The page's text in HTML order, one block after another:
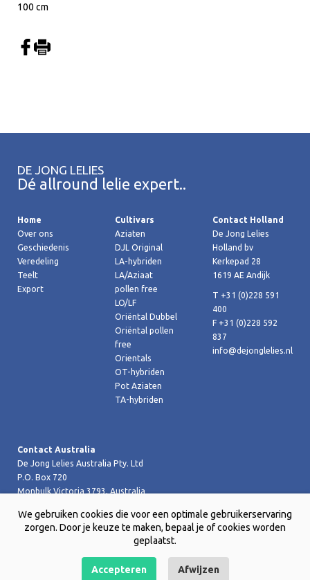
100 cm
DE JONG LELIES
Dé allround lelie expert..
Home
Over ons
Geschiedenis
Veredeling
Teelt
Export
Cultivars
Aziaten
DJL Original
LA-hybriden
LA/Aziaat
pollen free
LO/LF
Oriëntal Dubbel
Oriëntal pollen
free
Orientals
OT-hybriden
Pot Aziaten
TA-hybriden
Contact Holland
De Jong Lelies
Holland bv
Kerkepad 28
1619 AE Andijk
T +31 (0)228 591
400
F +31 (0)228 592
837
info@dejonglelies.nl
Contact Australia
De Jong Lelies Australia Pty. Ltd
P.O. Box 720
Monbulk Victoria 3793, Australia
T +61 (0)359 619 188
F +61 (0)359 619 199 joost@dejongleliesaustralia.com.au
Copyright © 2026 De Jong Lelies Holland bv |Website door Creative
We gebruiken cookies die voor een optimale gebruikerservaring
zorgen. Door je keuze te maken, bepaal je of cookies worden
geplaatst.
Accepteren Afwijzen